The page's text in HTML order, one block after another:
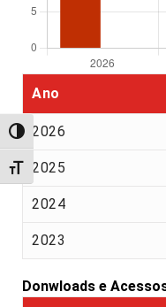
Alternar alto contraste
Alternar tamanho da fonte
Ano
2026
2025
2024
2023
Donwloads e